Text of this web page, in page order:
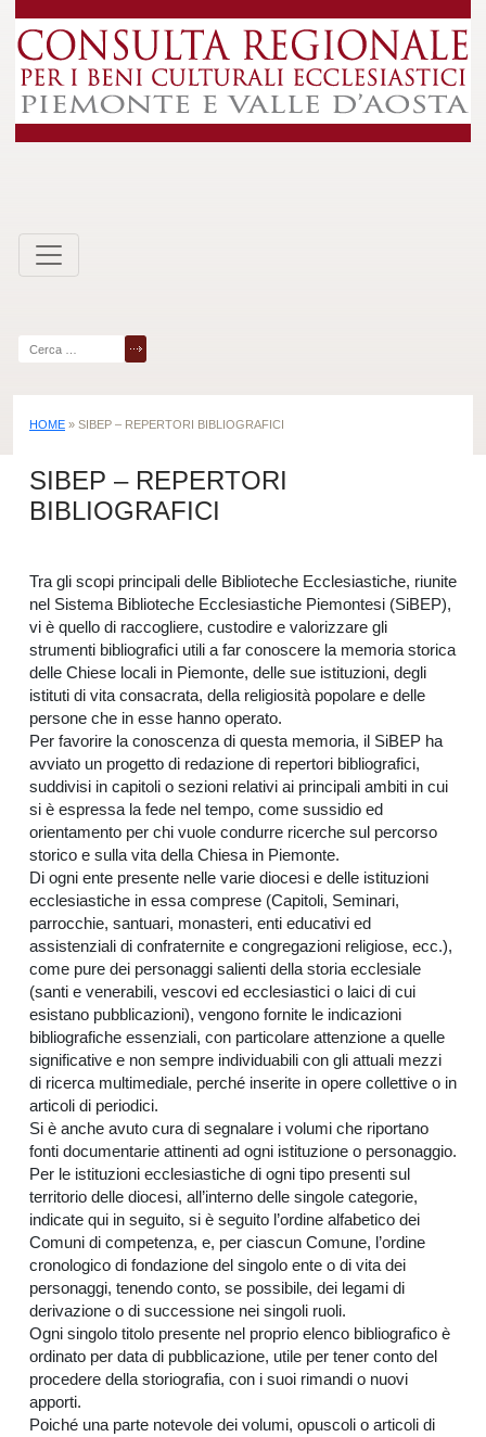
to
content
per:
HOME » SIBEP – REPERTORI BIBLIOGRAFICI
SIBEP – REPERTORI
BIBLIOGRAFICI
Tra gli scopi principali delle Biblioteche Ecclesiastiche, riunite
nel Sistema Biblioteche Ecclesiastiche Piemontesi (SiBEP),
vi è quello di raccogliere, custodire e valorizzare gli
strumenti bibliografici utili a far conoscere la memoria storica
delle Chiese locali in Piemonte, delle sue istituzioni, degli
istituti di vita consacrata, della religiosità popolare e delle
persone che in esse hanno operato.
Per favorire la conoscenza di questa memoria, il SiBEP ha
avviato un progetto di redazione di repertori bibliografici,
suddivisi in capitoli o sezioni relativi ai principali ambiti in cui
si è espressa la fede nel tempo, come sussidio ed
orientamento per chi vuole condurre ricerche sul percorso
storico e sulla vita della Chiesa in Piemonte.
Di ogni ente presente nelle varie diocesi e delle istituzioni
ecclesiastiche in essa comprese (Capitoli, Seminari,
parrocchie, santuari, monasteri, enti educativi ed
assistenziali di confraternite e congregazioni religiose, ecc.),
come pure dei personaggi salienti della storia ecclesiale
(santi e venerabili, vescovi ed ecclesiastici o laici di cui
esistano pubblicazioni), vengono fornite le indicazioni
bibliografiche essenziali, con particolare attenzione a quelle
significative e non sempre individuabili con gli attuali mezzi
di ricerca multimediale, perché inserite in opere collettive o in
articoli di periodici.
Si è anche avuto cura di segnalare i volumi che riportano
fonti documentarie attinenti ad ogni istituzione o personaggio.
Per le istituzioni ecclesiastiche di ogni tipo presenti sul
territorio delle diocesi, all’interno delle singole categorie,
indicate qui in seguito, si è seguito l’ordine alfabetico dei
Comuni di competenza, e, per ciascun Comune, l’ordine
cronologico di fondazione del singolo ente o di vita dei
personaggi, tenendo conto, se possibile, dei legami di
derivazione o di successione nei singoli ruoli.
Ogni singolo titolo presente nel proprio elenco bibliografico è
ordinato per data di pubblicazione, utile per tener conto del
procedere della storiografia, con i suoi rimandi o nuovi
apporti.
Poiché una parte notevole dei volumi, opuscoli o articoli di